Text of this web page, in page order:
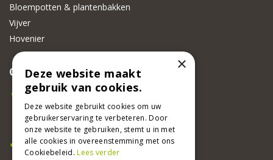
Bloempotten & plantenbakken
Vijver
Hovenier
CONTACT
Beeker Tuincentrum
Adsteeg 31
6191 PW Beek
Bel ons
046 437 2881
×
Deze website maakt
gebruik van cookies.
Deze website gebruikt cookies om uw
gebruikerservaring te verbeteren. Door
onze website te gebruiken, stemt u in met
alle cookies in overeenstemming met ons
Cookiebeleid.Lees verder